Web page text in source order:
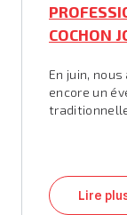
COCHON
En juin,
encore un
Lire